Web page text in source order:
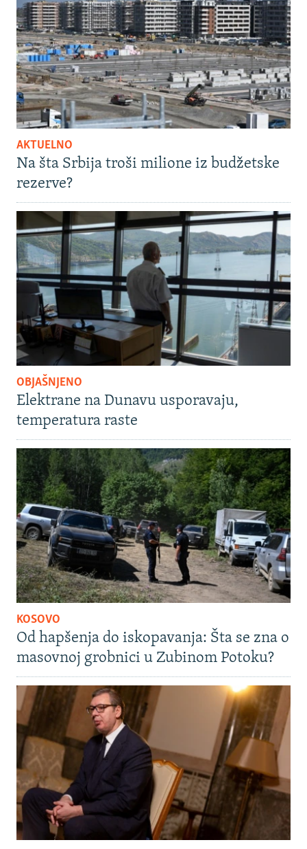
AKTUELNO
Na šta Srbija troši milione iz budžetske
rezerve?
OBJAŠNJENO
Elektrane na Dunavu usporavaju,
temperatura raste
KOSOVO
Od hapšenja do iskopavanja: Šta se zna o
masovnoj grobnici u Zubinom Potoku?